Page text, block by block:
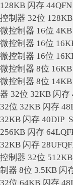
128KB 闪存 44QFN
控制器 32位
微控制器 16位 4KB
微控制器 16位
微控制器 16位
微控制器 8位
微控制器 8位
器 32位 32KB 闪存
32位 32KB 闪存
32KB 闪存 40DIP
256KB 闪存
32KB 闪存
控制器 32位
制器 8位 3.5KB 闪
32位 64KB 闪存